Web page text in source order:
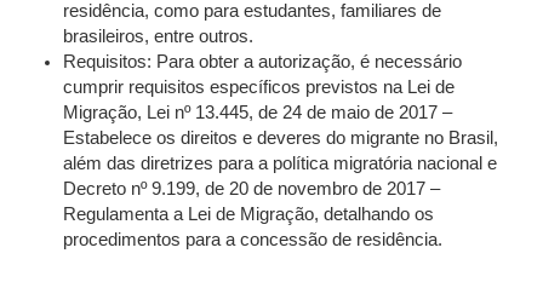
residência, como para estudantes, familiares de
brasileiros, entre outros.
Requisitos: Para obter a autorização, é necessário
cumprir requisitos específicos previstos na Lei de
Migração, Lei nº 13.445, de 24 de maio de 2017 –
Estabelece os direitos e deveres do migrante no Brasil,
além das diretrizes para a política migratória nacional e
Decreto nº 9.199, de 20 de novembro de 2017 –
Regulamenta a Lei de Migração, detalhando os
procedimentos para a concessão de residência.